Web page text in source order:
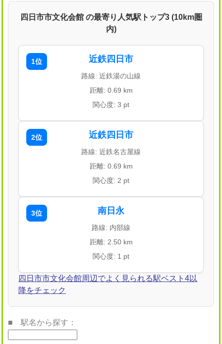
四日市市文化会館 の最寄り人気駅トップ3 (10km圏
内)
1位 近鉄四日市
路線: 近鉄湯の山線
距離: 0.69 km
関心度: 3 pt
2位 近鉄四日市
路線: 近鉄名古屋線
距離: 0.69 km
関心度: 2 pt
3位 南日永
路線: 内部線
距離: 2.50 km
関心度: 1 pt
四日市市文化会館周辺でよく見られる駅ベスト4以
降をチェック
■ 駅名から探す：